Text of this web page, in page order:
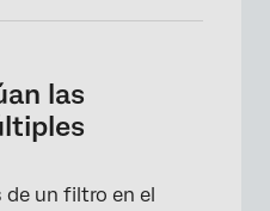
las
un filtro en el